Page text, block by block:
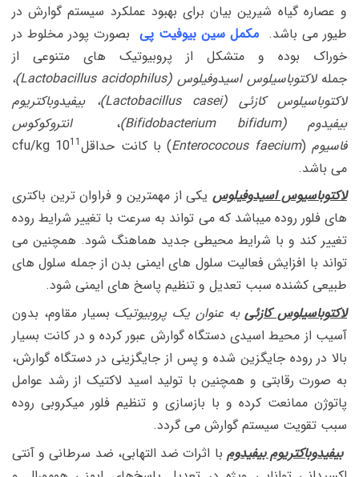
و عصاره گیاه شیرین بیان برای بهبود عملکرد سیستم گوارش در
طیور می باشد. مکمل سین بیوفیت پی بصورت پودر مخلوط در
خوراک بوده و متشکل از پروبیوتیک های متنوعی از
جملهلاکتوباسیلوس اسیدوفیلوس (Lactobacillus acidophilus)
،
لاکتوباسیلوس کازئی (Lactobacillus casei)
، بیفیدوباکتریوم
بیفیدوم
(Bifidobacterium bifidum) ،انتروکوکوس
فاسیوم(
Enterococous faecium) با کانت حداقلcfu/kg 1011
می باشد.
لاکتوباسیوس اسیدوفیلوس یکی از مهمترین و فراوان ترین باکتری
های فلور روده میباشد که می تواند به سرعت با تغییر شرایط روده
تغییر کند و با شرایط محیطی جدید هماهنگ شود. همچنین می
تواند با افزایش فعالیت سلول های ایمنی بدن از جمله سلول های
طبیعی کشنده سبب تعدیل و تنظیم پاسخ های ایمنی شود.
لاکتوباسیلوس کازئی به عنوان یک پروبیوتیک بسیار مقاوم، بدون
آسیب از محیط اسیدی دستگاه گوارش عبور کرده و در کانت بسیار
بالا در روده جایگزین شده و پس از جایگزینی در دستگاه گوارش،
به صورت رقابتی و همچنین با تولید اسید لاکتیک از رشد عوامل
پاتوژن ممانعت کرده و با بازسازی و تنظیم فلور میکروبی روده
سبب تقویت سیستم گوارش می گردد.
بیفیدوباکتریوم بیفیدوم با اثرات ضد التهابی، ضد سرطانی و آنتی